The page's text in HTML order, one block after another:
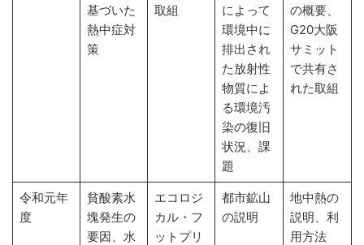
基づいた
熱中症対
策
取組
によって
環境中に
排出され
た放射性
物質によ
る環境汚
染の復旧
状況、課
題
の概要、
G20大阪
サミット
で共有さ
れた取組
令和元年
度
貧酸素水
塊発生の
要因、水
エコロジ
カル・フ
ットプリ
都市鉱山
の説明
地中熱の
説明、利
用方法